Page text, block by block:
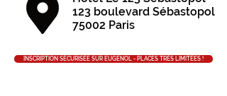
123 boulevard Sébastopol
75002 Paris
INSCRIPTION SÉCURISÉE SUR EUGENOL - PLACES TRÈS LIMITÉES !